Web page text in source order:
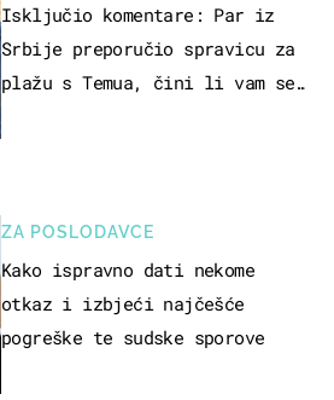
Isključio komentare: Par iz
Srbije preporučio spravicu za
plažu s Temua, čini li vam se
ZA POSLODAVCE
Kako ispravno dati nekome
otkaz i izbjeći najčešće
pogreške te sudske sporove